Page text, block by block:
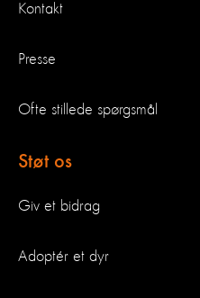
Kontakt
Presse
Ofte stillede spørgsmål
Støt os
Giv et bidrag
Adoptér et dyr